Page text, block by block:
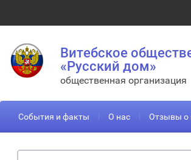
Витебское
«Русский дом»
общественная организация
События и факты О нас Отзывы о